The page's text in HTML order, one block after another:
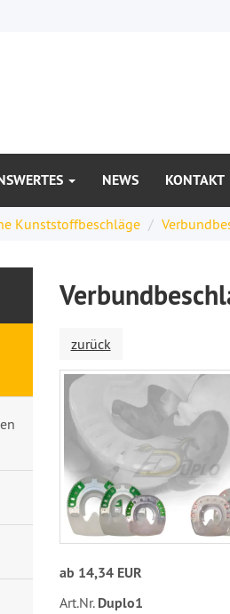
NEWS KONTAKT
Kunststoffbeschläge
zurück
ab 14,34 EUR
Art.Nr. Duplo1